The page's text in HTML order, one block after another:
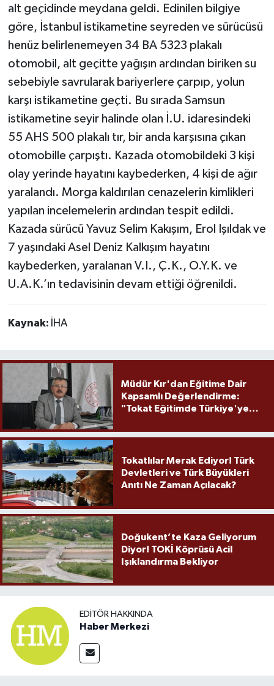
alt geçidinde meydana geldi. Edinilen bilgiye
göre, İstanbul istikametine seyreden ve sürücüsü
henüz belirlenemeyen 34 BA 5323 plakalı
otomobil, alt geçitte yağışın ardından biriken su
sebebiyle savrularak bariyerlere çarpıp, yolun
karşı istikametine geçti. Bu sırada Samsun
istikametine seyir halinde olan İ.U. idaresindeki
55 AHS 500 plakalı tır, bir anda karşısına çıkan
otomobille çarpıştı. Kazada otomobildeki 3 kişi
olay yerinde hayatını kaybederken, 4 kişi de ağır
yaralandı. Morga kaldırılan cenazelerin kimlikleri
yapılan incelemelerin ardından tespit edildi.
Kazada sürücü Yavuz Selim Kakışım, Erol Işıldak ve
7 yaşındaki Asel Deniz Kalkışım hayatını
kaybederken, yaralanan V.I., Ç.K., O.Y.K. ve
U.A.K.’ın tedavisinin devam ettiği öğrenildi.
Kaynak: İHA
Müdür Kır'dan Eğitime Dair
Kapsamlı Değerlendirme:
"Tokat Eğitimde Türkiye'ye
Tokatlılar Merak Ediyor! Türk
Devletleri ve Türk Büyükleri
Anıtı Ne Zaman Açılacak?
Doğukent’te Kaza Geliyorum
Diyor! TOKİ Köprüsü Acil
Işıklandırma Bekliyor
EDITÖR HAKKINDA
Haber Merkezi